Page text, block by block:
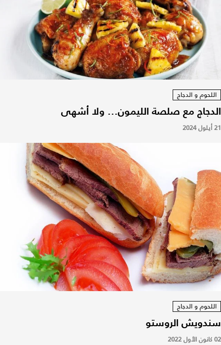
اللحوم و الدجاج
الدجاج مع صلصة الليمون... ولا أشهى
21 أيلول 2024
اللحوم و الدجاج
سندويش الروستو
02 كانون الأول 2022